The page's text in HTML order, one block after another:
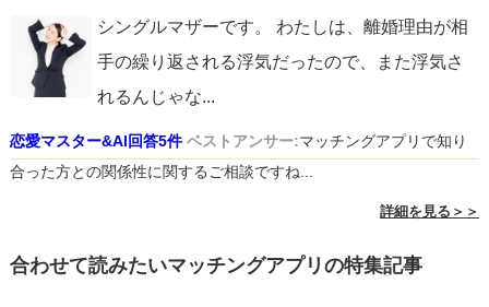
シングルマザーです。 わたしは、離婚理由が相
手の繰り返される浮気だったので、また浮気さ
れるんじゃな...
恋愛マスター&AI回答5件 ベストアンサー:マッチングアプリで知り
合った方との関係性に関するご相談ですね...
詳細を見る＞＞
合わせて読みたいマッチングアプリの特集記事